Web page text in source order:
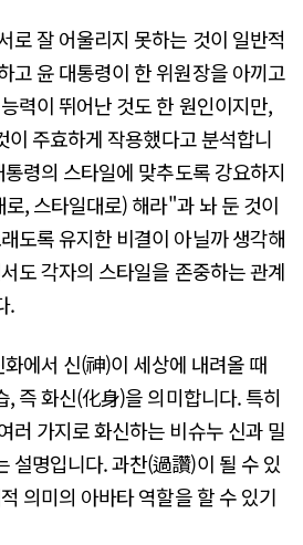
로 잘 어울리지 못하는 것이 일반적
고 윤 대통령이 한 위원장을 아끼고
력이 뛰어난 것도 한 원인이지만,
이 주효하게 작용했다고 분석합니
령의 스타일에 맞추도록 강요하지
, 스타일대로) 해라"과 놔 둔 것이
도록 유지한 비결이 아닐까 생각해
도 각자의 스타일을 존중하는 관계
.
에서 신(神)이 세상에 내려올 때
, 즉 화신(化身)을 의미합니다. 특히
러 가지로 화신하는 비슈누 신과 밀
설명입니다. 과찬(過讚)이 될 수 있
의미의 아바타 역할을 할 수 있기